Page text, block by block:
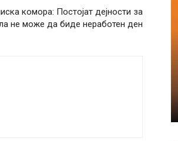
комора: Постојат дејности за
не може да биде неработен ден